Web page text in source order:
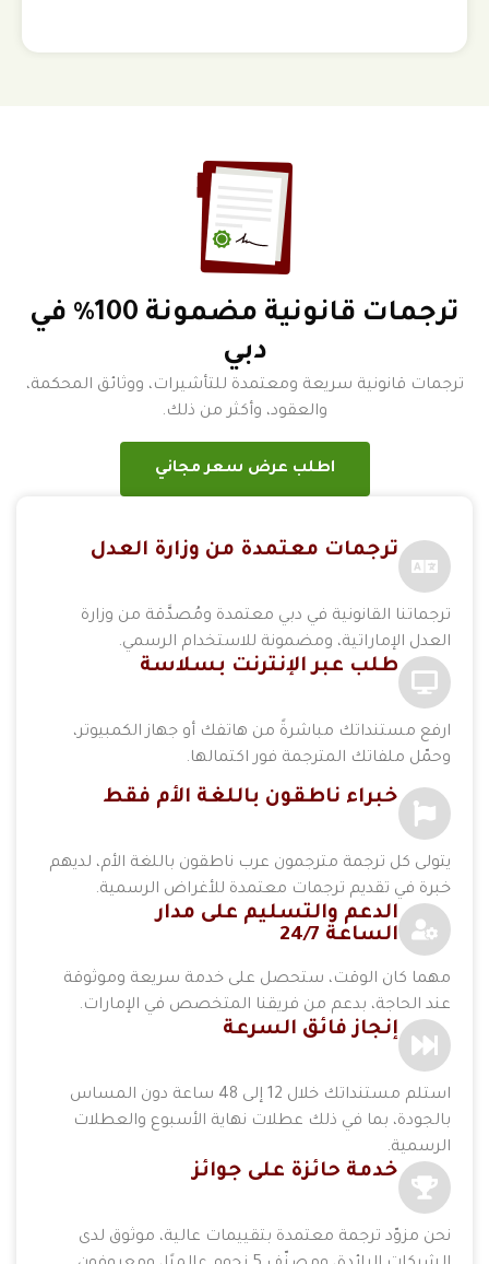
ترجمات قانونية مضمونة 100٪ في
دبي
ترجمات قانونية سريعة ومعتمدة للتأشيرات، ووثائق المحكمة،
والعقود، وأكثر من ذلك.
اطلب عرض سعر مجاني
ترجمات معتمدة من وزارة العدل
ترجماتنا القانونية في دبي معتمدة ومُصدَّقة من وزارة
العدل الإماراتية، ومضمونة للاستخدام الرسمي.
طلب عبر الإنترنت بسلاسة
ارفع مستنداتك مباشرةً من هاتفك أو جهاز الكمبيوتر،
وحمّل ملفاتك المترجمة فور اكتمالها.
خبراء ناطقون باللغة الأم فقط
يتولى كل ترجمة مترجمون عرب ناطقون باللغة الأم، لديهم
خبرة في تقديم ترجمات معتمدة للأغراض الرسمية.
الدعم والتسليم على مدار
الساعة 24/7
مهما كان الوقت، ستحصل على خدمة سريعة وموثوقة
عند الحاجة، بدعم من فريقنا المتخصص في الإمارات.
إنجاز فائق السرعة
استلم مستنداتك خلال 12 إلى 48 ساعة دون المساس
بالجودة، بما في ذلك عطلات نهاية الأسبوع والعطلات
الرسمية.
خدمة حائزة على جوائز
نحن مزوّد ترجمة معتمدة بتقييمات عالية، موثوق لدى